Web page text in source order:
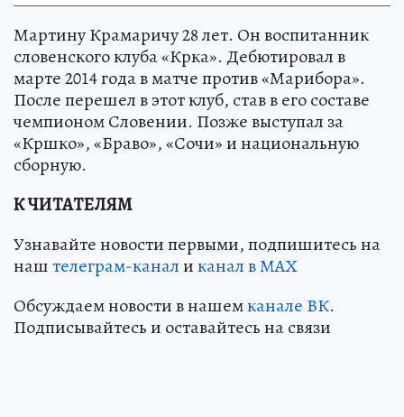
Мартину Крамаричу 28 лет. Он воспитанник
словенского клуба «Крка». Дебютировал в
марте 2014 года в матче против «Марибора».
После перешел в этот клуб, став в его составе
чемпионом Словении. Позже выступал за
«Кршко», «Браво», «Сочи» и национальную
сборную.
К ЧИТАТЕЛЯМ
Узнавайте новости первыми, подпишитесь на
наштелеграм-каналиканал в МАХ
Обсуждаем новости в нашемканале ВК.
Подписывайтесь и оставайтесь на связи